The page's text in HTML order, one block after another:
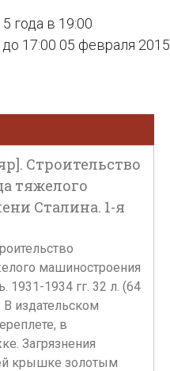
года в 19:00
17:00 05 февраля 2015
Строительство
тяжелого
Сталина. 1-я
машиностроения
1931-1934 гг. 32 л. (64
издательском
в
Загрязнения
крышке золотым